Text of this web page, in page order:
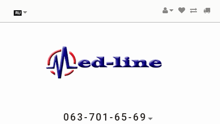
063-701-65-69